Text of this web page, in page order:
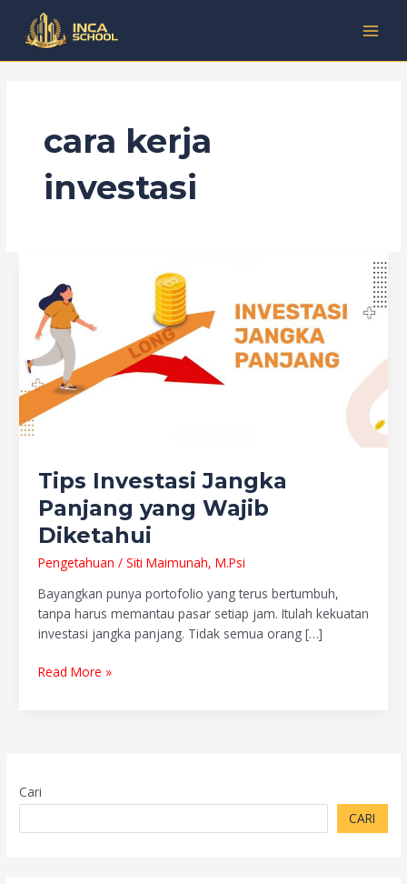
konten
cara kerja
investasi
Tips Investasi Jangka
Panjang yang Wajib
Diketahui
Pengetahuan / Siti Maimunah, M.Psi
Bayangkan punya portofolio yang terus bertumbuh,
tanpa harus memantau pasar setiap jam. Itulah kekuatan
investasi jangka panjang. Tidak semua orang […]
Investasi
Jangka
Panjang
yang
Wajib
Diketahui
Read More »
Cari
CARI
Kategori